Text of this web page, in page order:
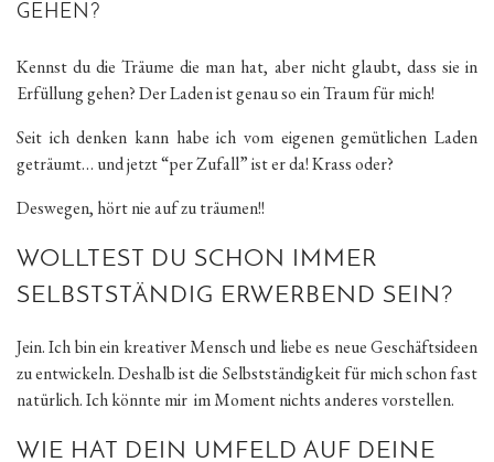
GEHEN?
Kennst du die Träume die man hat, aber nicht glaubt, dass sie in
Erfüllung gehen? Der Laden ist genau so ein Traum für mich!
Seit ich denken kann habe ich vom eigenen gemütlichen Laden
geträumt… und jetzt “per Zufall” ist er da! Krass oder?
Deswegen, hört nie auf zu träumen!!
WOLLTEST DU SCHON IMMER
SELBSTSTÄNDIG ERWERBEND SEIN?
Jein. Ich bin ein kreativer Mensch und liebe es neue Geschäftsideen
zu entwickeln. Deshalb ist die Selbstständigkeit für mich schon fast
natürlich. Ich könnte mir im Moment nichts anderes vorstellen.
WIE HAT DEIN UMFELD AUF DEINE